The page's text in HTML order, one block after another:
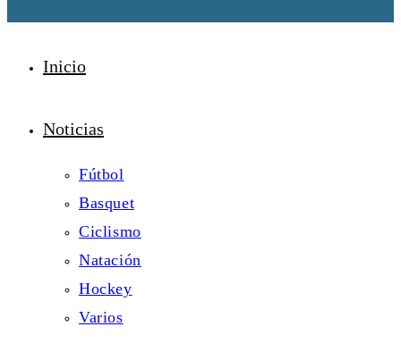
Inicio
Noticias
Fútbol
Basquet
Ciclismo
Natación
Hockey
Varios